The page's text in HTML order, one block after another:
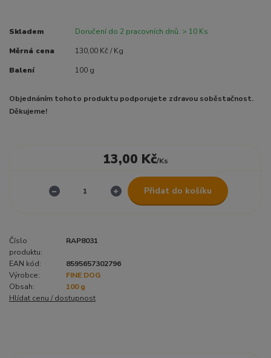
Skladem Doručení do 2 pracovních dnů. > 10 Ks
Měrná cena 130,00 Kč / Kg
Balení 100 g
Objednáním tohoto produktu podporujete zdravou soběstačnost.
Děkujeme!
13,00 Kč/Ks
Přidat do košíku
Číslo
produktu:
RAP8031
EAN kód:
8595657302796
Výrobce:
FINE DOG
Obsah:
100 g
Hlídat cenu / dostupnost